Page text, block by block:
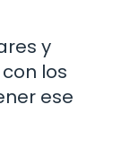
y
los
ese